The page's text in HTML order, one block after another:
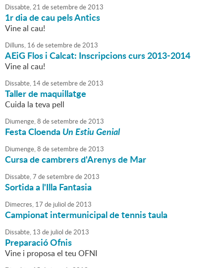
Dissabte,21 desetembrede2013
1r dia de cau pels Antics
Vine al cau!
Dilluns, 16 desetembrede2013
AEiG Flos i Calcat: Inscripcions curs 2013-2014
Vine al cau!
Dissabte, 14desetembrede2013
Taller de maquillatge
Cuida la teva pell
Diumenge,8 desetembrede2013
Festa CloendaUn Estiu Genial
Diumenge,8 desetembrede2013
Cursa de cambrers d'Arenys de Mar
Dissabte,7 desetembrede2013
Sortida a l'Illa Fantasia
Dimecres, 17 de juliol de2013
Campionat intermunicipal de tennis taula
Dissabte, 13 de juliol de2013
Preparació Ofnis
Vine i proposa el teu OFNI